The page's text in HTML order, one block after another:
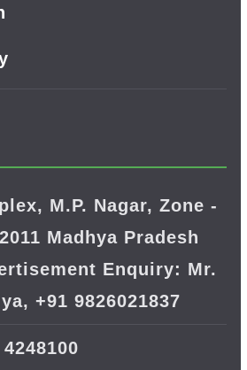
M.P. Nagar, Zone -
Madhya Pradesh
Enquiry: Mr.
+91 9826021837